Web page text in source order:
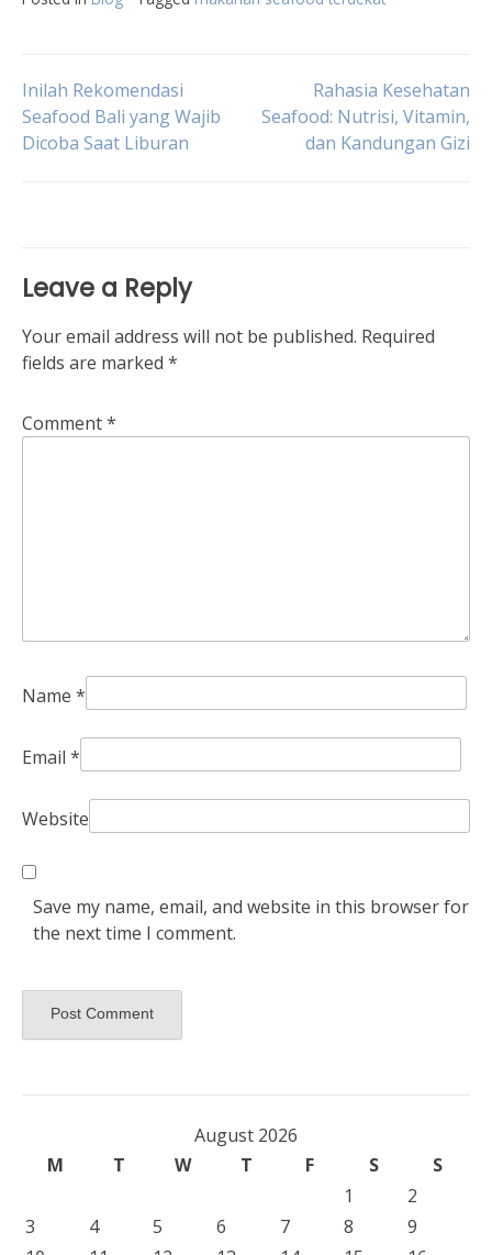
Post
navigation
Inilah Rekomendasi
Seafood Bali yang Wajib
Dicoba Saat Liburan
Rahasia Kesehatan
Seafood: Nutrisi, Vitamin,
dan Kandungan Gizi
Leave a Reply
Your email address will not be published. Required
fields are marked *
Comment*
Name *
Email *
Website
Save my name, email, and website in this browser for
the next time I comment.
August 2026
M
T W T F S
S
1
2
3
4 5 6 7 8
9